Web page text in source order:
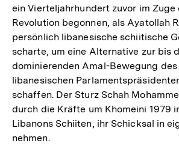
ein Vierteljahrhundert zuvor im Zuge
Revolution begonnen, als Ayatollah
persönlich libanesische schiitische
scharte, um eine Alternative zur bis
dominierenden Amal-Bewegung
libanesischen
schaffen. Der Sturz Schah
durch die Kräfte um Khomeini 1979
Libanons Schiiten, ihr Schicksal in
nehmen.